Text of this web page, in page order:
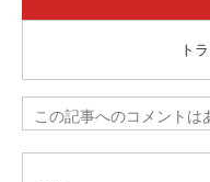
ト
この記事へのコメントは